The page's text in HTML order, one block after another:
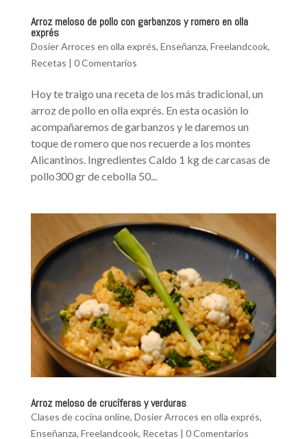
Arroz meloso de pollo con garbanzos y romero en olla
exprés
Dosier Arroces en olla exprés, Enseñanza, Freelandcook,
Recetas | 0 Comentarios
Hoy te traigo una receta de los más tradicional, un
arroz de pollo en olla exprés. En esta ocasión lo
acompañaremos de garbanzos y le daremos un
toque de romero que nos recuerde a los montes
Alicantinos. Ingredientes Caldo 1 kg de carcasas de
pollo300 gr de cebolla 50...
Arroz meloso de crucíferas y verduras
Clases de cocina online, Dosier Arroces en olla exprés,
Enseñanza, Freelandcook, Recetas | 0 Comentarios